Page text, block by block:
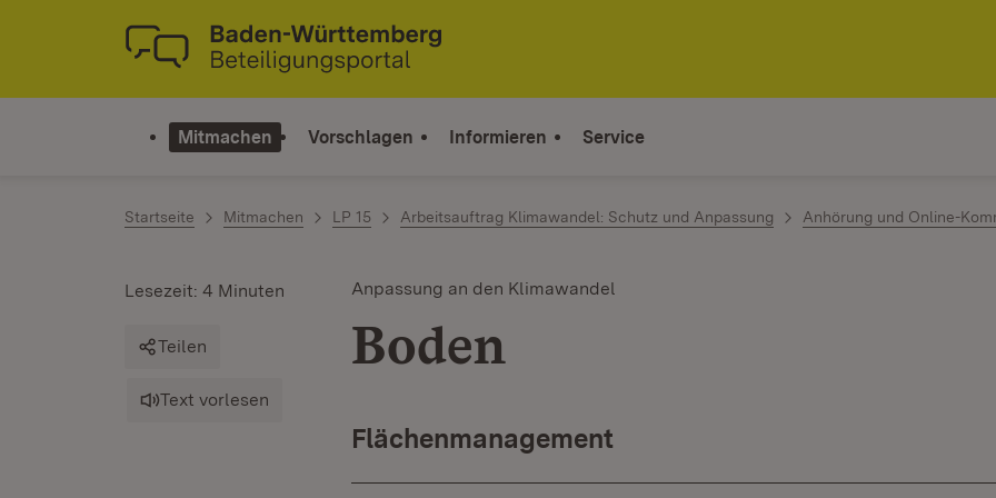
Zum Inhalt springen
Link zur Startseite
Mitmachen Vorschlagen Informieren Service
Startseite Mitmachen LP 15 Arbeitsauftrag Klimawandel: Schutz und Anpassung Anhörung und Online-
Anpassung an den Klimawandel
Boden
Lesezeit: 4 Minuten
Teilen
Text vorlesen
Flächenmanagement